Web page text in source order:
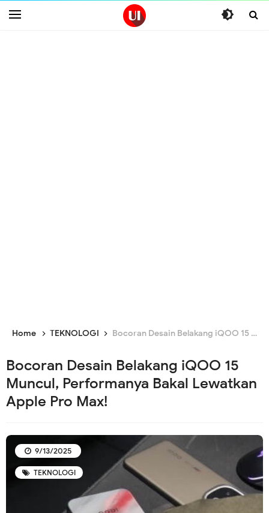
Home TEKNOLOGI Bocoran Desain Belakang iQOO 15 Muncul, Performanya Bakal Lewatkan Apple Pro Max!
Bocoran Desain Belakang iQOO 15
Muncul, Performanya Bakal Lewatkan
Apple Pro Max!
TEKNOLOGI
9/13/2025